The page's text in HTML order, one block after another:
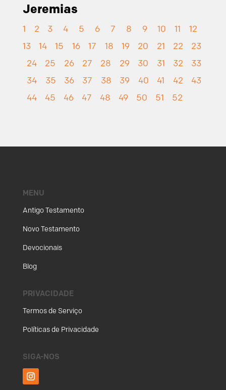
Jeremias
1 2 3 4 5 6 7 8 9 10 11
12
13
14 15 16 17 18 19 20 21 22
23
24
25 26 27 28 29 30 31 32
33
34
35 36 37 38 39 40 41 42
43
44
45 46 47 48 49 50 51 52
MENU
Antigo Testamento
Novo Testamento
Devocionais
Blog
PRIVACIDADE
Termos de Serviço
Políticas de Privacidade
SIGA-NOS